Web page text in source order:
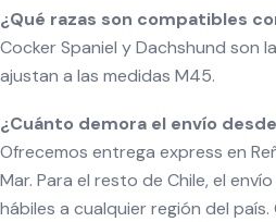
¿Qué razas son compatibles
Cocker Spaniel y Dachshund son
ajustan a las medidas M45.
¿Cuánto demora el envío
Ofrecemos entrega express en
Mar. Para el resto de Chile, el
hábiles a cualquier región del